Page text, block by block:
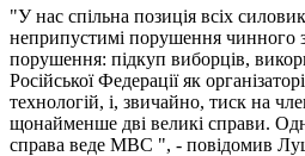
"У нас спільна позиція всіх
неприпустимі порушення чинного
порушення: підкуп виборців,
Російської Федерації як
технологій, і, звичайно, тиск на
щонайменше дві великі справи.
справа веде МВС ", - повідомив